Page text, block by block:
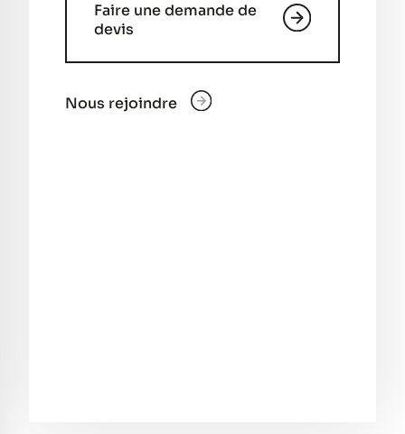
Faire une demande de
devis
Nous rejoindre